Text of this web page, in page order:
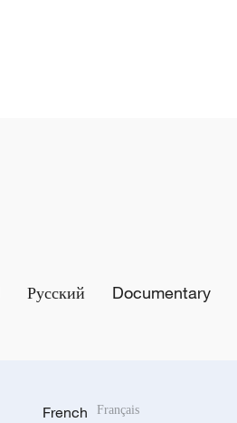
Русский Documentary
French Français